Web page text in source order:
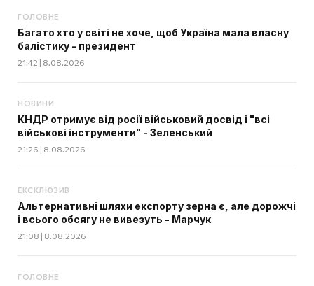
ГОЛОВНЕ
Багато хто у світі не хоче, щоб Україна мала власну
балістику - президент
21:42 | 8.08.2026
НОВИНИ
КНДР отримує від росії військовий досвід і "всі
військові інструменти" - Зеленський
21:26 | 8.08.2026
ЕКСКЛЮЗИВ
Альтернативні шляхи експорту зерна є, але дорожчі
і всього обсягу не вивезуть - Марчук
21:08 | 8.08.2026
ГОЛОВНЕ